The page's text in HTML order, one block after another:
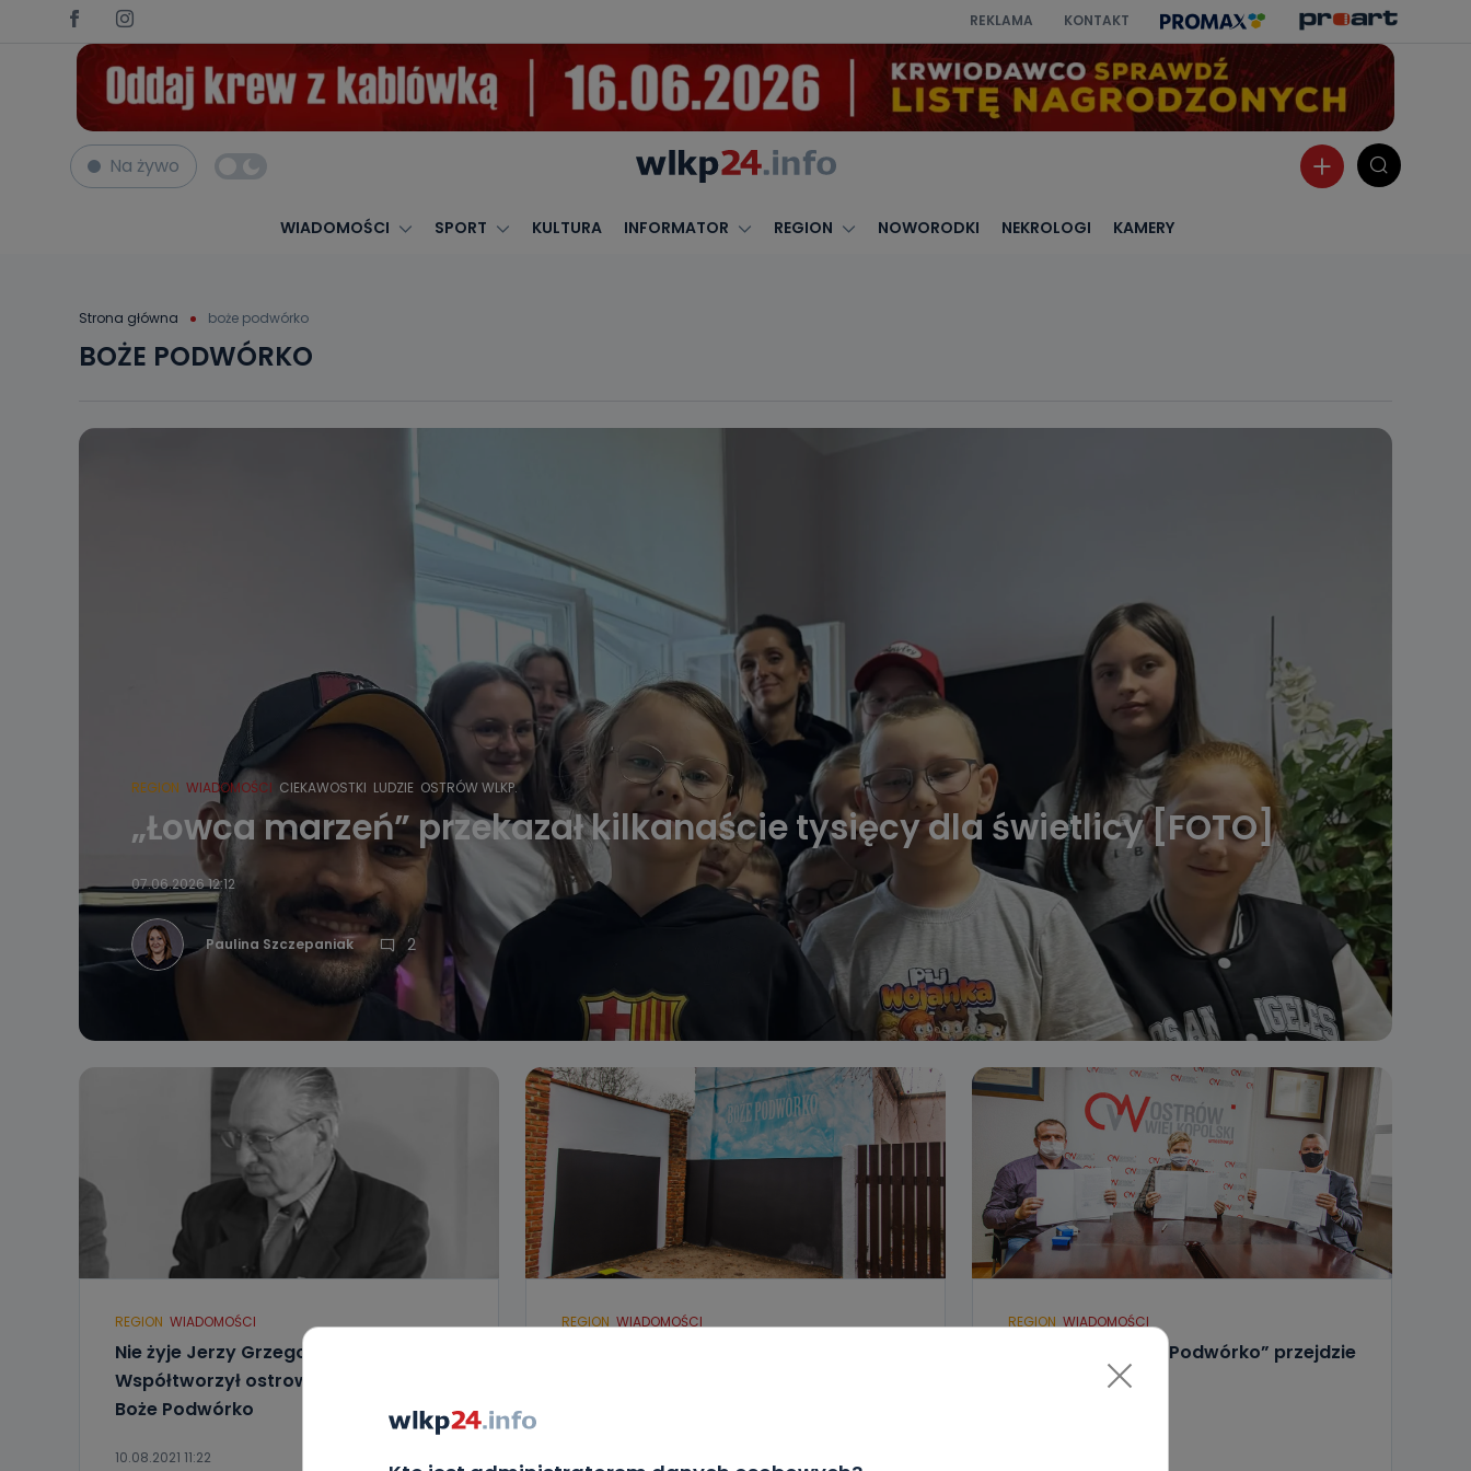
REKLAMA KONTAKT
Na żywo
WIADOMOŚCI SPORT KULTURA INFORMATOR REGION NOWORODKI NEKROLOGI KAMERY
Strona główna boże podwórko
BOŻE PODWÓRKO
REGION WIADOMOŚCI CIEKAWOSTKI LUDZIE OSTRÓW WLKP.
„Łowca marzeń” przekazał kilkanaście tysięcy dla świetlicy [FOTO]
07.06.2026 12:12
Paulina Szczepaniak 2
REGION WIADOMOŚCI
Nie żyje Jerzy Grzegorski.
Współtworzył ostrowską świetlicę
Boże Podwórko
10.08.2021 11:22
REGION WIADOMOŚCI REGION WIADOMOŚCI
Ostrowskie „Boże Podwórko” przejdzie
modernizację